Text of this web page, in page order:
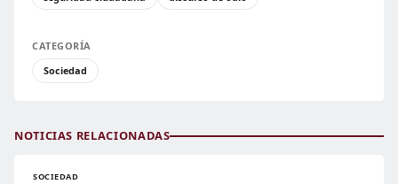
CATEGORÍA
Sociedad
NOTICIAS RELACIONADAS
SOCIEDAD